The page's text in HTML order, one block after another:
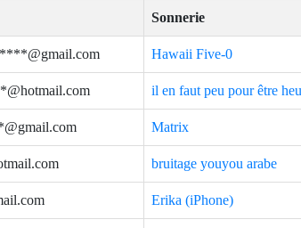
Sonnerie
Hawaii Five-0
il en faut peu pour être
Matrix
bruitage youyou arabe
Erika (iPhone)